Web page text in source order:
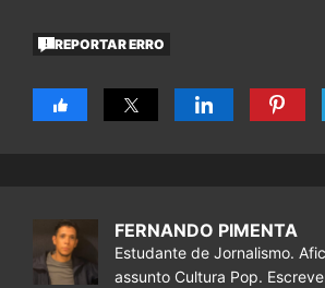
REPORTAR ERRO
FERNANDO PIMENTA
Estudante de Jornalismo.
assunto Cultura Pop.